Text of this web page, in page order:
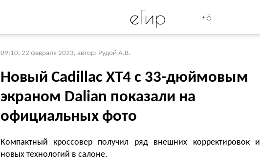
eГир +18
09:10, 22 февраля 2023, автор: Рудой А.В.
Новый Cadillac XT4 с 33-дюймовым
экраном Dalian показали на
официальных фото
Компактный кроссовер получил ряд внешних корректировок и
новых технологий в салоне.